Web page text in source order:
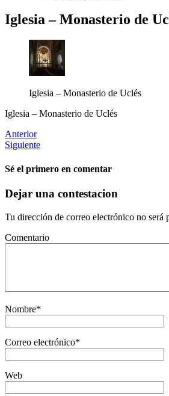
Iglesia – Monasterio de
Iglesia – Monasterio de Uclés
Iglesia – Monasterio de Uclés
Anterior
Siguiente
Sé el primero en comentar
Dejar una contestacion
Tu dirección de correo electrónico no será
Comentario
Nombre*
Correo electrónico*
Web